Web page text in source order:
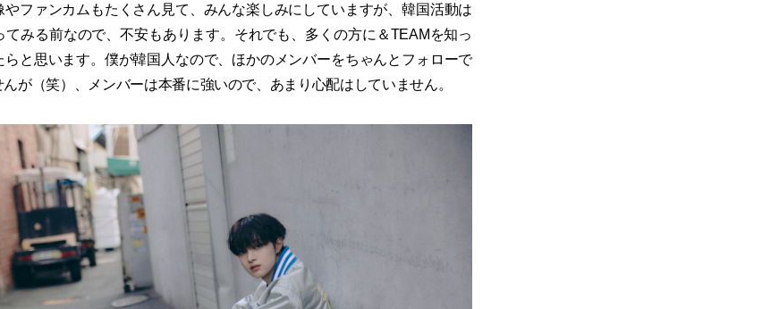
ファンカムもたくさん見て、みんな楽しみにしていますが、韓国活動は
みる前なので、不安もあります。それでも、多くの方に＆TEAMを知っ
と思います。僕が韓国人なので、ほかのメンバーをちゃんとフォローで
が（笑）、メンバーは本番に強いので、あまり心配はしていません。